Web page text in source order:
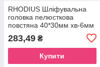
RHODIUS Шліфувальна
головка пелюсткова
повстяна 40*30мм хв-6мм
нержавіюа сталь,
кольорові
283,49 ₴
Купити